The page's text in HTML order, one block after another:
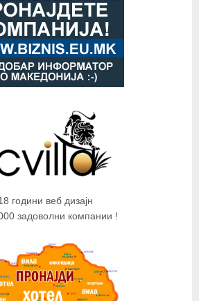
години веб дизајн
задоволни компании !